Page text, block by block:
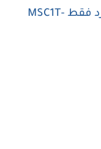
تكييف ميديا ميشن برو 3 حصان بارد فقط MSC1T-